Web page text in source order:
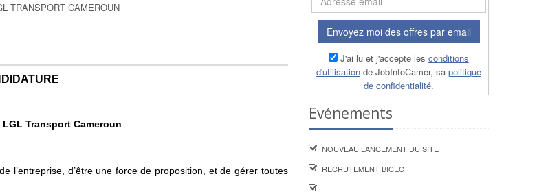
TRANSPORT CAMEROUN
LGL Transport Cameroun
l’entreprise, d’être une force de proposition, et de gérer toutes
Envoyez moi des offres par email
J'ai lu et j'accepte les conditions
d'utilisationde JobInfoCamer, sa politique
de confidentialité.
Evénements
NOUVEAU LANCEMENT DU SITE
RECRUTEMENT BICEC